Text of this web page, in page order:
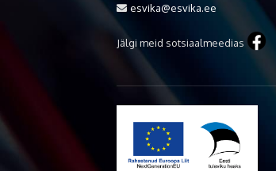
esvika@esvika.ee
Jälgi meid sotsiaalmeedias